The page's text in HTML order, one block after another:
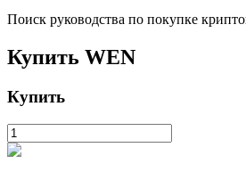
Поиск руководства по покупке
Купить WEN
Купить